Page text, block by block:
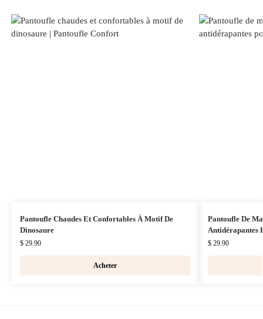
Pantoufle Chaudes Et Confortables À Motif De
Dinosaure
$29.90
Acheter
Pantoufle De
Antidérapantes
$29.90